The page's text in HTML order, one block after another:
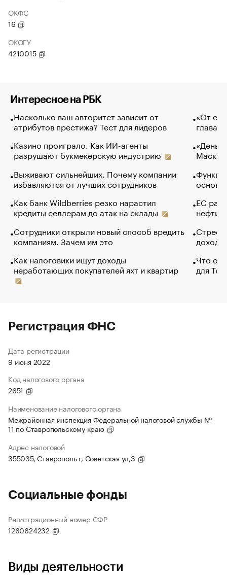
ОКФС
16
ОКОГУ
4210015
Интересное на РБК
Насколько ваш авторитет зависит от
атрибутов престижа? Тест для лидеров
Казино проиграло. Как ИИ-агенты
разрушают букмекерскую индустрию
Выживают сильнейших. Почему компании
избавляются от лучших сотрудников
Как банк Wildberries резко нарастил
кредиты селлерам до атак на склады
Сотрудники открыли новый способ вредить
компаниям. Зачем им это
Как налоговики ищут доходы
неработающих покупателей яхт и квартир
«От
глава
Маск в
основ
ЕС
нефти
Что
для
Регистрация ФНС
Дата регистрации
9 июня 2022
Код налогового органа
2651
Наименование налогового органа
Межрайонная инспекция Федеральной налоговой службы №
11 по Ставропольскому краю
Адрес налоговой
355035, Ставрополь г, Советская ул,3
Социальные фонды
Регистрационный номер СФР
1260624232
Виды деятельности